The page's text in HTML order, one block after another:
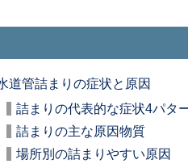
道管詰まりの症状と原因
詰まりの代表的な症状4パタ
詰まりの主な原因物質
場所別の詰まりやすい原因